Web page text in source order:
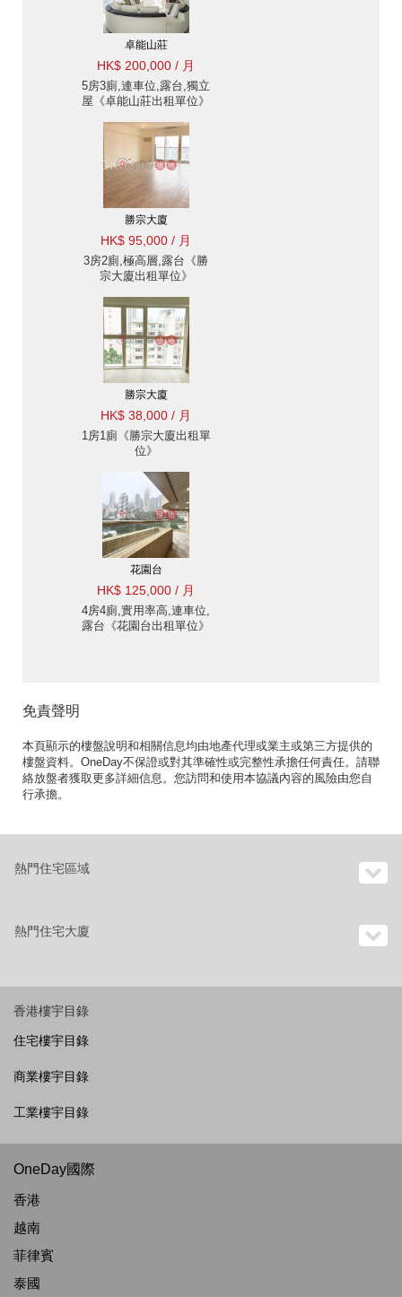
卓能山莊
HK$ 200,000 / 月
5房3廁,連車位,露台,獨立
屋《卓能山莊出租單位》
勝宗大廈
HK$ 95,000 / 月
3房2廁,極高層,露台《勝
宗大廈出租單位》
勝宗大廈
HK$ 38,000 / 月
1房1廁《勝宗大廈出租單
位》
花園台
HK$ 125,000 / 月
4房4廁,實用率高,連車位,
露台《花園台出租單位》
免責聲明
本頁顯示的樓盤說明和相關信息均由地產代理或業主或第三方提供的
樓盤資料。OneDay不保證或對其準確性或完整性承擔任何責任。請聯
絡放盤者獲取更多詳細信息。您訪問和使用本協議內容的風險由您自
行承擔。
熱門住宅區域
熱門住宅大廈
香港樓宇目錄
住宅樓宇目錄
商業樓宇目錄
工業樓宇目錄
OneDay國際
香港
越南
菲律賓
泰國